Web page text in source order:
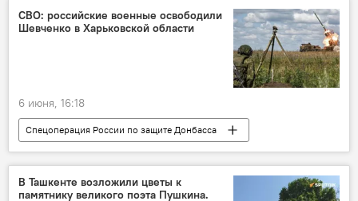
коммуникации
цифровизация
СВО: российские военные освободили
Шевченко в Харьковской области
6 июня, 16:18
Спецоперация России по защите Донбасса
Минобороны РФ
спецоперация
Россия
Украина
В Ташкенте возложили цветы к
памятнику великого поэта Пушкина.